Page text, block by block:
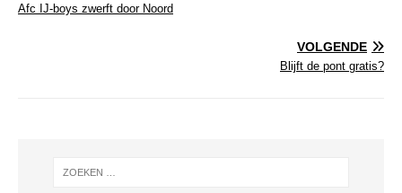
Afc IJ-boys zwerft door Noord
VOLGENDE
Blijft de pont gratis?